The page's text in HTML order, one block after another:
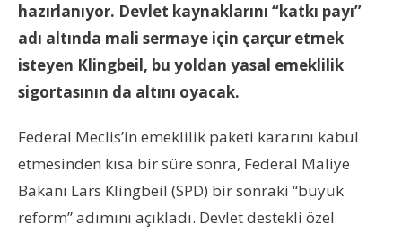
hazırlanıyor. Devlet kaynaklarını “katkı payı”
adı altında mali sermaye için çarçur etmek
isteyen Klingbeil, bu yoldan yasal emeklilik
sigortasının da altını oyacak.
Federal Meclis’in emeklilik paketi kararını kabul
etmesinden kısa bir süre sonra, Federal Maliye
Bakanı Lars Klingbeil (SPD) bir sonraki “büyük
reform” adımını açıkladı. Devlet destekli özel